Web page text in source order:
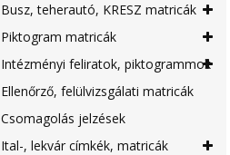
Busz, teherautó, KRESZ matricák
Piktogram matricák
Intézményi feliratok, piktogrammok
Ellenőrző, felülvizsgálati matricák
Csomagolás jelzések
Ital-, lekvár címkék, matricák